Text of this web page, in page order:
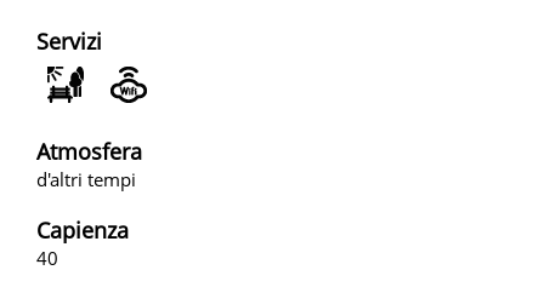
Servizi
Atmosfera
d'altri tempi
Capienza
40